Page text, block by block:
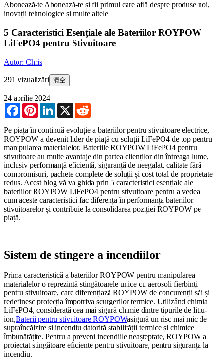
Abonează-te Abonează-te și fii primul care află despre produse noi,
inovații tehnologice și multe altele.
5 Caracteristici Esențiale ale Bateriilor ROYPOW
LiFePO4 pentru Stivuitoare
Autor: Chris
291 vizualizări 清空
24 aprilie 2024
FacebookPinterestLinkedIn
X
Pe piața în continuă evoluție a bateriilor pentru stivuitoare electrice,
ROYPOW a devenit lider de piață cu soluții LiFePO4 de top pentru
manipularea materialelor. Bateriile ROYPOW LiFePO4 pentru
stivuitoare au multe avantaje din partea clienților din întreaga lume,
inclusiv performanță eficientă, siguranță de neegalat, calitate fără
compromisuri, pachete complete de soluții și cost total de proprietate
redus. Acest blog vă va ghida prin 5 caracteristici esențiale ale
bateriilor ROYPOW LiFePO4 pentru stivuitoare pentru a vedea
cum aceste caracteristici fac diferența în performanța bateriilor
stivuitoarelor și contribuie la consolidarea poziției ROYPOW pe
piață.
Sistem de stingere a incendiilor
Prima caracteristică a bateriilor ROYPOW pentru manipularea
materialelor o reprezintă stingătoarele unice cu aerosoli fierbinți
pentru stivuitoare, care diferențiază ROYPOW de concurenții săi și
redefinesc protecția împotriva scurgerilor termice. Utilizând chimia
LiFePO4, considerată cea mai sigură chimie dintre tipurile de litiu-
ion,Baterii pentru stivuitoare ROYPOWasigură un risc mai mic de
supraîncălzire și incendiu datorită stabilității termice și chimice
îmbunătățite. Pentru a preveni incendiile neașteptate, ROYPOW a
proiectat stingătoare eficiente pentru stivuitoare, pentru siguranța la
incendiu.